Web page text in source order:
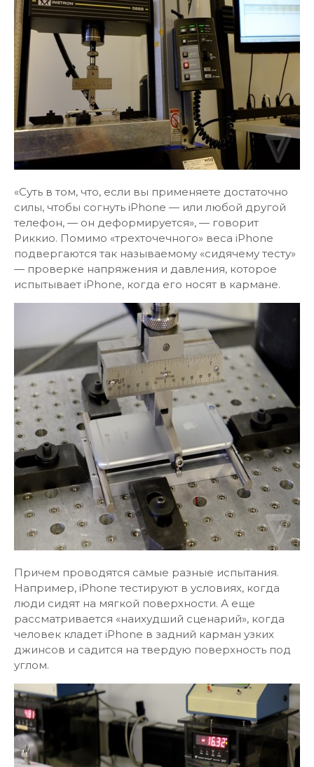
«Суть в том, что, если вы применяете достаточно
силы, чтобы согнуть iPhone — или любой другой
телефон, — он деформируется», — говорит
Риккио. Помимо «трехточечного» веса iPhone
подвергаются так называемому «сидячему тесту»
— проверке напряжения и давления, которое
испытывает iPhone, когда его носят в кармане.
Причем проводятся самые разные испытания.
Например, iPhone тестируют в условиях, когда
люди сидят на мягкой поверхности. А еще
рассматривается «наихудший сценарий», когда
человек кладет iPhone в задний карман узких
джинсов и садится на твердую поверхность под
углом.